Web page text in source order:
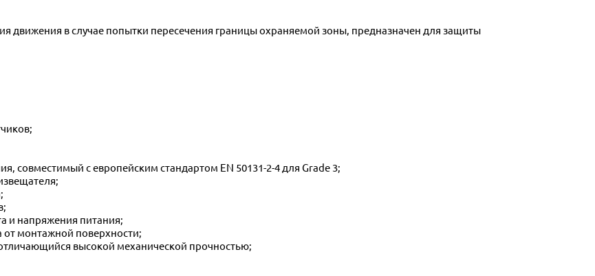
совместимый с европейским стандартом EN 50131-2-4 для Grade 3;
и напряжения питания;
от монтажной поверхности;
высокой механической прочностью;